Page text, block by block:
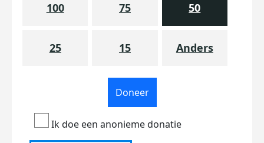
100 75 50
25 15 Anders
Doneer
Ik doe een anonieme donatie